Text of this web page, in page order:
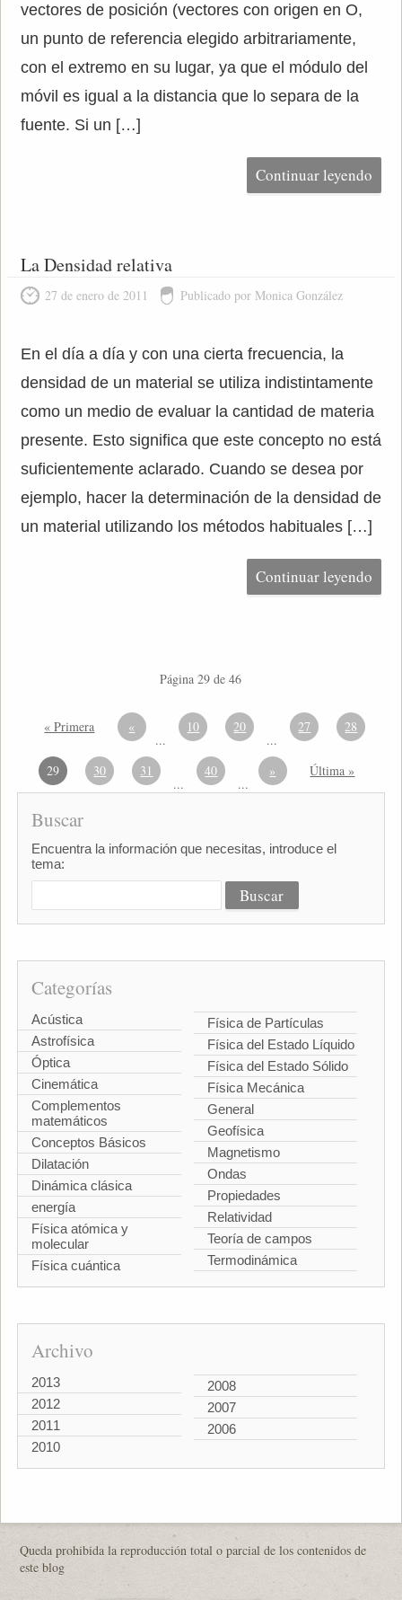
vectores de posición (vectores con origen en O,
un punto de referencia elegido arbitrariamente,
con el extremo en su lugar, ya que el módulo del
móvil es igual a la distancia que lo separa de la
fuente. Si un […]
Continuar leyendo
La Densidad relativa
27 de enero de 2011 Publicado por Monica González
En el día a día y con una cierta frecuencia, la
densidad de un material se utiliza indistintamente
como un medio de evaluar la cantidad de materia
presente. Esto significa que este concepto no está
suficientemente aclarado. Cuando se desea por
ejemplo, hacer la determinación de la densidad de
un material utilizando los métodos habituales […]
Continuar leyendo
Página 29 de 46
« Primera «
...
10 20
...
27 28
29 30 31
...
40
...
» Última »
Buscar
Encuentra la información que necesitas, introduce el
tema:
Categorías
Acústica
Astrofísica
Óptica
Cinemática
Complementos
matemáticos
Conceptos Básicos
Dilatación
Dinámica clásica
energía
Física atómica y
molecular
Física cuántica
Física de Partículas
Física del Estado Líquido
Física del Estado Sólido
Física Mecánica
General
Geofísica
Magnetismo
Ondas
Propiedades
Relatividad
Teoría de campos
Termodinámica
Archivo
2013
2012
2011
2010
2008
2007
2006
Queda prohibida la reproducción total o parcial de los contenidos de
este blog